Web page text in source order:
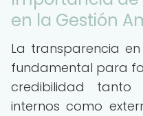
en la Gestión
La transparencia
fundamental para
credibilidad tanto
internos como